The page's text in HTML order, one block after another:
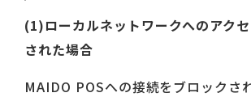
(1)ローカルネットワークへのアク
された場合
MAIDO POSへの接続をブロックさ